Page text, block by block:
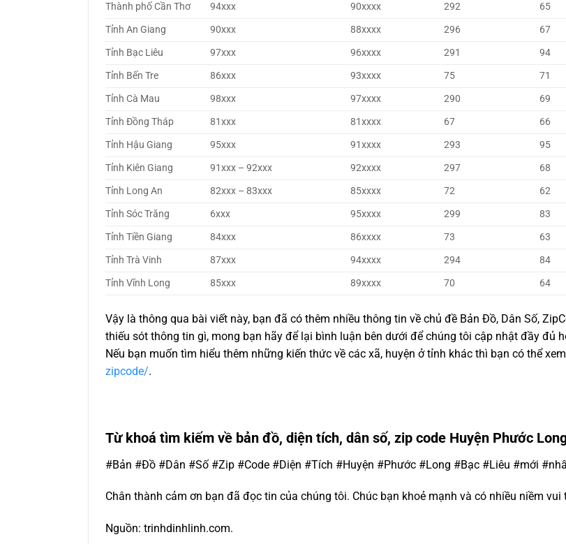
Thành phố Cần Thơ 94xxx 90xxxx 292 65
Tỉnh An Giang
90xxx 88xxxx 296 67
Tỉnh Bạc Liêu
97xxx 96xxxx 291 94
Tỉnh Bến Tre
86xxx 93xxxx 75 71
Tỉnh Cà Mau
98xxx 97xxxx 290 69
Tỉnh Đồng Tháp
81xxx 81xxxx 67 66
Tỉnh Hậu Giang
95xxx 91xxxx 293 95
Tỉnh Kiên Giang
91xxx – 92xxx 92xxxx 297 68
Tỉnh Long An
82xxx – 83xxx 85xxxx 72 62
Tỉnh Sóc Trăng
6xxx 95xxxx 299 83
Tỉnh Tiền Giang
84xxx 86xxxx 73 63
Tỉnh Trà Vinh
87xxx 94xxxx 294 84
Tỉnh Vĩnh Long
85xxx 89xxxx 70 64
Vậy là thông qua bài viết này, bạn đã có thêm nhiều thông tin về chủ đề Bản Đồ, Dân Số,
thiếu sót thông tin gì, mong bạn hãy để lại bình luận bên dưới để chúng tôi cập nhật đầy đủ
Nếu bạn muốn tìm hiểu thêm những kiến thức về các xã, huyện ở tỉnh khác thì bạn có thể
zipcode/.
Từ khoá tìm kiếm về bản đồ, diện tích, dân số, zip code Huyện Phước
#Bản #Đồ #Dân #Số #Zip #Code #Diện #Tích #Huyện #Phước #Long #Bạc #Liêu #mới
Chân thành cảm ơn bạn đã đọc tin của chúng tôi. Chúc bạn khoẻ mạnh và có nhiều niềm vui
Nguồn: trinhdinhlinh.com.